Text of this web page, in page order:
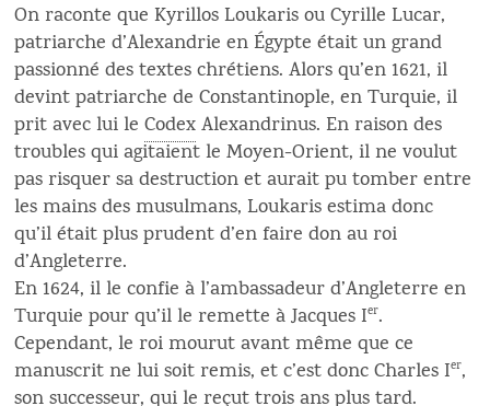
On raconte que Kyrillos Loukaris ou Cyrille Lucar,
patriarche d’Alexandrie en Égypte était un grand
passionné des textes chrétiens. Alors qu’en 1621, il
devint patriarche de Constantinople, en Turquie, il
prit avec lui leCodexAlexandrinus. En raison des
troubles qui agitaient le Moyen-Orient, il ne voulut
pas risquer sa destruction et aurait pu tomber entre
les mains des musulmans, Loukaris estima donc
qu’il était plus prudent d’en faire don au roi
d’Angleterre.
En 1624, il le confie à l’ambassadeur d’Angleterre en
Turquie pour qu’il le remette à Jacques Ier.
Cependant, le roi mourut avant même que ce
manuscrit ne lui soit remis, et c’est donc Charles Ier,
son successeur, qui le reçut trois ans plus tard.